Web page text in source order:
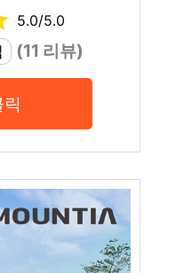
5.0/5.0
(11 리뷰)